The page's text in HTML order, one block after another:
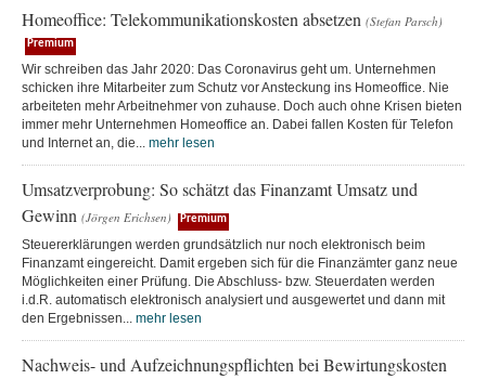
Homeoffice: Telekommunikationskosten absetzen (Stefan Parsch)
Premium
Wir schreiben das Jahr 2020: Das Coronavirus geht um. Unternehmen
schicken ihre Mitarbeiter zum Schutz vor Ansteckung ins Homeoffice. Nie
arbeiteten mehr Arbeitnehmer von zuhause. Doch auch ohne Krisen bieten
immer mehr Unternehmen Homeoffice an. Dabei fallen Kosten für Telefon
und Internet an, die... mehr lesen
Umsatzverprobung: So schätzt das Finanzamt Umsatz und
Gewinn (Jörgen Erichsen) Premium
Steuererklärungen werden grundsätzlich nur noch elektronisch beim
Finanzamt eingereicht. Damit ergeben sich für die Finanzämter ganz neue
Möglichkeiten einer Prüfung. Die Abschluss- bzw. Steuerdaten werden
i.d.R. automatisch elektronisch analysiert und ausgewertet und dann mit
den Ergebnissen... mehr lesen
Nachweis- und Aufzeichnungspflichten bei Bewirtungskosten